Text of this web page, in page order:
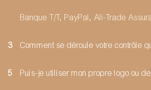
Banque T/T, PayPal, Ali-Trade
3 Comment se déroule votre contrôle
5 Puis-je utiliser mon propre logo ou